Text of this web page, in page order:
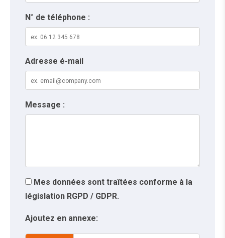
N° de téléphone :
Adresse é-mail
Message :
Mes données sont traîtées conforme à la
législation RGPD / GDPR.
Ajoutez en annexe: